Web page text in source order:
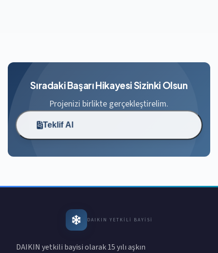
Sıradaki Başarı Hikayesi Sizinki Olsun
Projenizi birlikte gerçekleştirelim.
Teklif Al
DAIKIN YETKILI BAYISI
DAIKIN yetkili bayisi olarak 15 yılı aşkın